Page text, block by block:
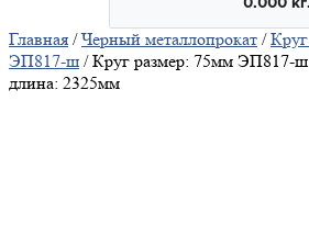
Главная /Черный металлопрокат /
ЭП817-ш / Круг размер: 75мм
длина: 2325мм